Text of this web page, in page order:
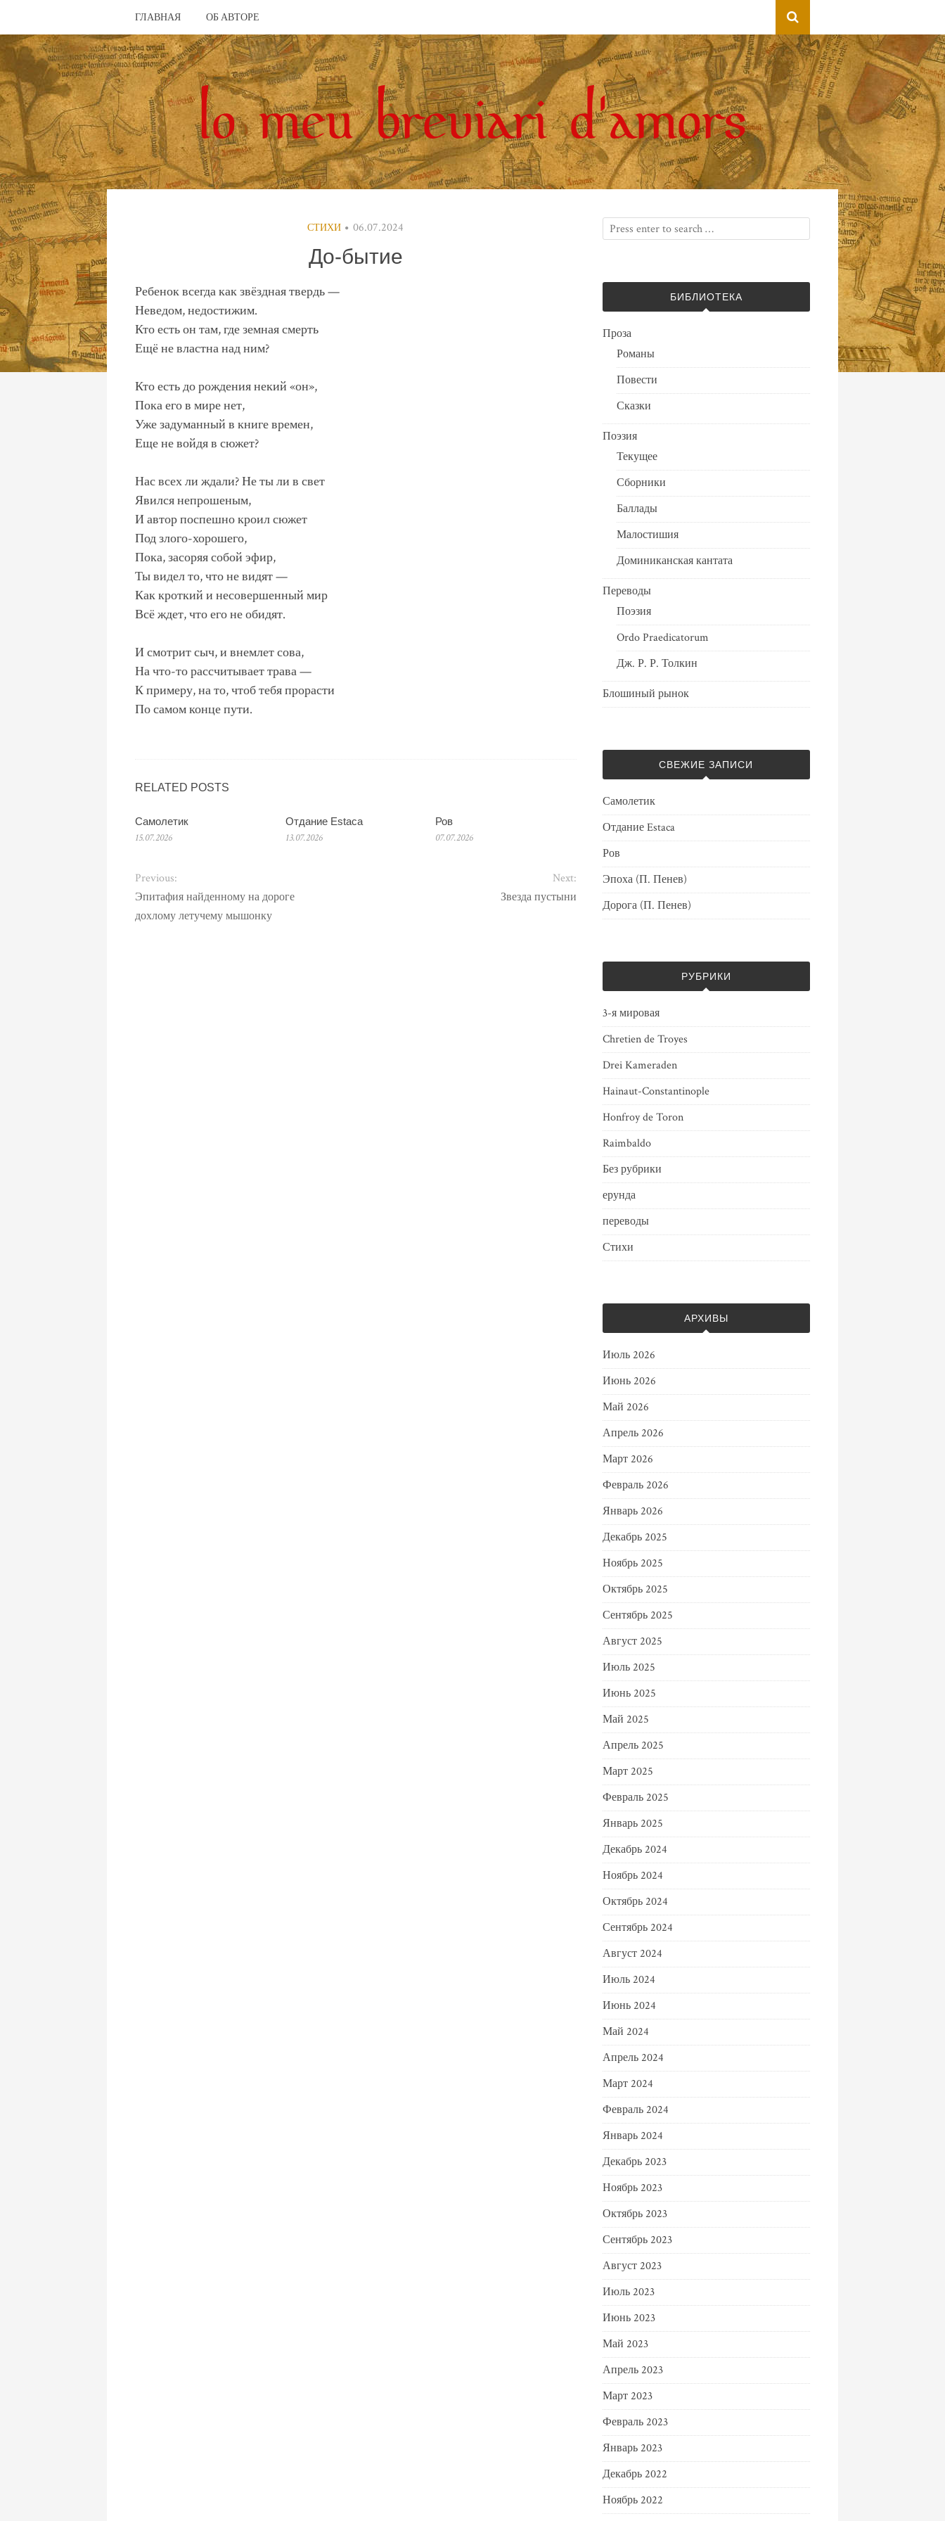
ГЛАВНАЯ ОБ АВТОРЕ
СТИХИ 06.07.2024
До-бытие
Ребенок всегда как звёздная твердь —
Неведом, недостижим.
Кто есть он там, где земная смерть
Ещё не властна над ним?
Кто есть до рождения некий «он»,
Пока его в мире нет,
Уже задуманный в книге времен,
Еще не войдя в сюжет?
Нас всех ли ждали? Не ты ли в свет
Явился непрошеным,
И автор поспешно кроил сюжет
Под злого-хорошего,
Пока, засоряя собой эфир,
Ты видел то, что не видят —
Как кроткий и несовершенный мир
Всё ждет, что его не обидят.
И смотрит сыч, и внемлет сова,
На что-то рассчитывает трава —
К примеру, на то, чтоб тебя прорасти
По самом конце пути.
RELATED POSTS
Самолетик
15.07.2026
Отдание Estaca
13.07.2026
Ров
07.07.2026
Previous:
Эпитафия найденному на дороге
дохлому летучему мышонку
Next:
Звезда пустыни
БИБЛИОТЕКА
Проза
Романы
Повести
Сказки
Поэзия
Текущее
Сборники
Баллады
Малостишия
Доминиканская кантата
Переводы
Поэзия
Ordo Praedicatorum
Дж. Р. Р. Толкин
Блошиный рынок
СВЕЖИЕ ЗАПИСИ
Самолетик
Отдание Estaca
Ров
Эпоха (П. Пенев)
Дорога (П. Пенев)
РУБРИКИ
3-я мировая
Chretien de Troyes
Drei Kameraden
Hainaut-Constantinople
Honfroy de Toron
Raimbaldo
Без рубрики
ерунда
переводы
Стихи
АРХИВЫ
Июль 2026
Июнь 2026
Май 2026
Апрель 2026
Март 2026
Февраль 2026
Январь 2026
Декабрь 2025
Ноябрь 2025
Октябрь 2025
Сентябрь 2025
Август 2025
Июль 2025
Июнь 2025
Май 2025
Апрель 2025
Март 2025
Февраль 2025
Январь 2025
Декабрь 2024
Ноябрь 2024
Октябрь 2024
Сентябрь 2024
Август 2024
Июль 2024
Июнь 2024
Май 2024
Апрель 2024
Март 2024
Февраль 2024
Январь 2024
Декабрь 2023
Ноябрь 2023
Октябрь 2023
Сентябрь 2023
Август 2023
Июль 2023
Июнь 2023
Май 2023
Апрель 2023
Март 2023
Февраль 2023
Январь 2023
Декабрь 2022
Ноябрь 2022